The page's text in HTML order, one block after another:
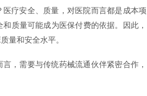
疗安全、质量，对医院而言都是成本项
质量可能成为医保付费的依据。因此，
量和安全水平。
，需要与传统药械流通伙伴紧密合作，